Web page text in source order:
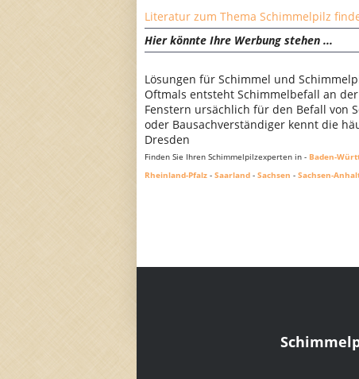
Literatur zum Thema Schimmelpilz
Hier könnte Ihre Werbung stehen ...
Lösungen für Schimmel und
Oftmals entsteht Schimmelbefall an
Fenstern ursächlich für den Befall von
oder Bausachverständiger kennt die
Dresden
Finden Sie Ihren Schimmelpilzexperten in - Baden-
Rheinland-Pfalz - Saarland - Sachsen - Sachsen-